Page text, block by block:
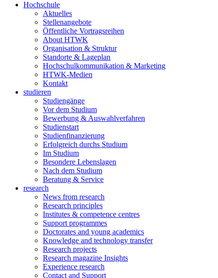
Hochschule
Aktuelles
Stellenangebote
Öffentliche Vortragsreihen
About HTWK
Organisation & Struktur
Standorte & Lageplan
Hochschulkommunikation & Marketing
HTWK-Medien
Kontakt
studieren
Studiengänge
Vor dem Studium
Bewerbung & Auswahlverfahren
Studienstart
Studienfinanzierung
Erfolgreich durchs Studium
Im Studium
Besondere Lebenslagen
Nach dem Studium
Beratung & Service
research
News from research
Research principles
Institutes & competence centres
Support programmes
Doctorates and young academics
Knowledge and technology transfer
Research projects
Research magazine Insights
Experience research
Contact and Support